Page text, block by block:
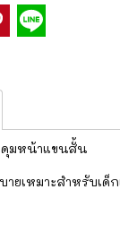
ดุมหน้าแขนสั้น
ยเหมาะสำหรับเด็